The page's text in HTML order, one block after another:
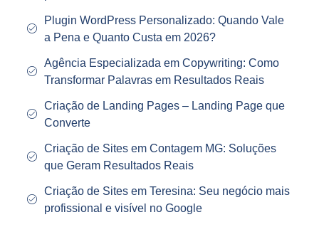
Plugin WordPress Personalizado: Quando Vale
a Pena e Quanto Custa em 2026?
Agência Especializada em Copywriting: Como
Transformar Palavras em Resultados Reais
Criação de Landing Pages – Landing Page que
Converte
Criação de Sites em Contagem MG: Soluções
que Geram Resultados Reais
Criação de Sites em Teresina: Seu negócio mais
profissional e visível no Google